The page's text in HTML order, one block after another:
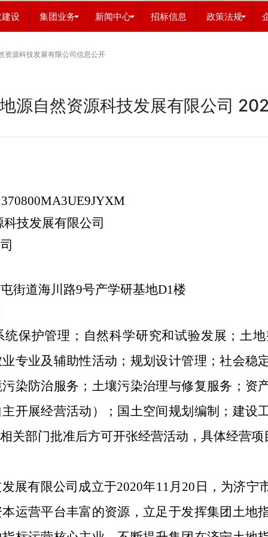
设 集团业务 新闻中心 招标信息 政策法规
资源科技发展有限公司信息公开
源自然资源科技发展有限公司
科技发展有限公司
街道海川路9号产学研基地D1楼
统保护管理；自然科学研究和试验发展；土
专业及辅助性活动；规划设计管理；社会稳
染防治服务；土壤污染治理与修复服务；资
开展经营活动）；国土空间规划编制；建设
关部门批准后方可开张经营活动，具体经营项
展有限公司成立于2020年11月20日，为济宁
运营平台丰富的资源，立足于发挥集团土地